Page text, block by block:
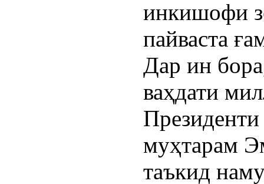
инкишофи
пайваста
Дар ин
ваҳдати
муҳтарам
таъкид